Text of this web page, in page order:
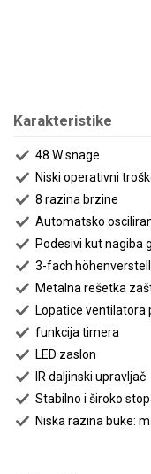
Karakteristike
48 W snage
Niski operativni
8 razina brzine
Automatsko
Podesivi kut nagiba
3-fach
Metalna rešetka
Lopatice ventilatora
funkcija timera
LED zaslon
IR daljinski upravljač
Stabilno i široko
Niska razina buke: